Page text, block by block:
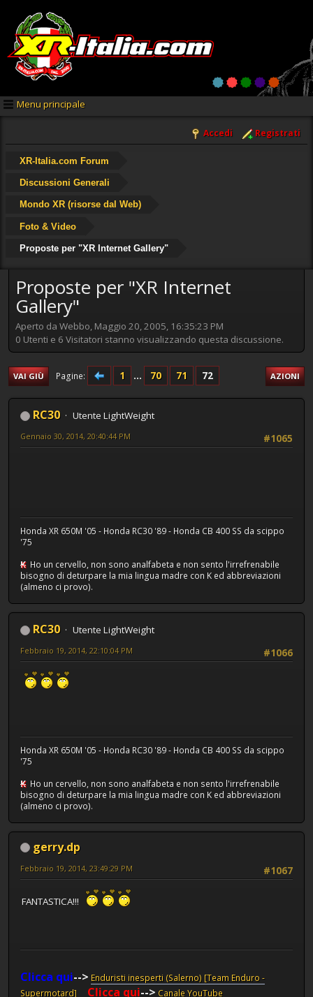
Menu principale
Accedi Registrati
XR-Italia.com Forum
Discussioni Generali
Mondo XR (risorse dal Web)
Foto & Video
Proposte per "XR Internet Gallery"
Proposte per "XR Internet
Gallery"
Aperto da Webbo, Maggio 20, 2005, 16:35:23 PM
0 Utenti e 6 Visitatori stanno visualizzando questa discussione.
VAI GIÙ Pagine 1 ... 70 71 72 AZIONI
RC30
Utente LightWeight
#1065
Gennaio 30, 2014, 20:40:44 PM
Honda XR 650M '05 - Honda RC30 '89 - Honda CB 400 SS da scippo
'75
KHo un cervello, non sono analfabeta e non sento l'irrefrenabile
bisogno di deturpare la mia lingua madre con K ed abbreviazioni
(almeno ci provo).
RC30
Utente LightWeight
#1066
Febbraio 19, 2014, 22:10:04 PM
Honda XR 650M '05 - Honda RC30 '89 - Honda CB 400 SS da scippo
'75
KHo un cervello, non sono analfabeta e non sento l'irrefrenabile
bisogno di deturpare la mia lingua madre con K ed abbreviazioni
(almeno ci provo).
gerry.dp
#1067
Febbraio 19, 2014, 23:49:29 PM
FANTASTICA!!!
Clicca qui--> Enduristi inesperti (Salerno) [Team Enduro -
Supermotard]
Clicca qui--> Canale YouTube